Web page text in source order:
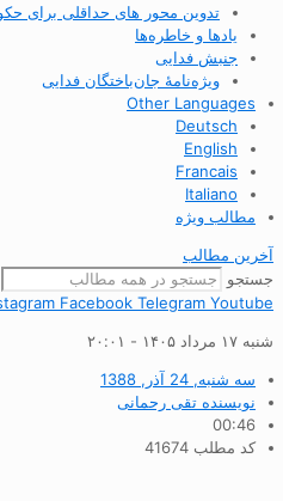
تدوین محور های حداقلی برای
یادها و خاطره‌ها
جنبش فدایی
ویژه‌نامهٔ جان‌باختگان فدایی
Other Languages
Deutsch
English
Francais
Italiano
مطالب ویژه
آخرین مطالب
جستجو
Facebook Telegram Youtube
شنبه ۱۷ مرداد ۱۴۰۵ - ۲۰:۰۱
سه شنبه, 24 آذر, 1388
نویسنده تقی رحمانی
00:46
کد مطلب 41674